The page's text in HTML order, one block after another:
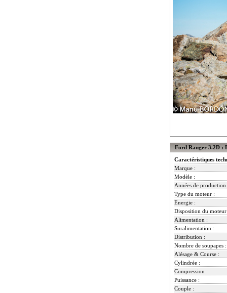
Ford Ranger 3.2D :
Caractéristiques
Marque :
Modèle :
Années de production
Type du moteur :
Energie :
Disposition du
Alimentation :
Suralimentation :
Distribution :
Nombre de soupapes :
Alésage & Course :
Cylindrée :
Compression :
Puissance :
Couple :